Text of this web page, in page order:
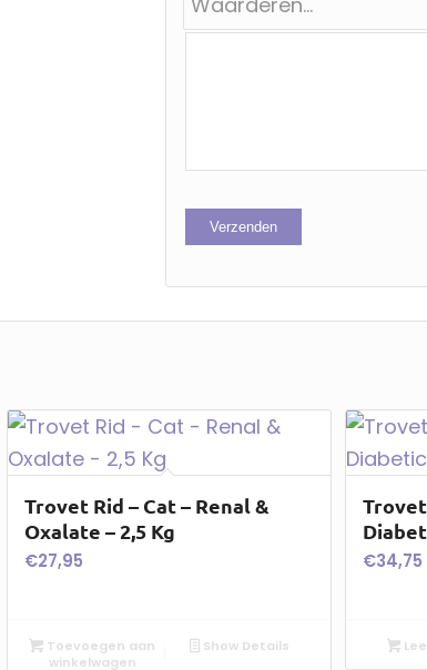
Trovet Rid – Cat – Renal &
Oxalate – 2,5 Kg
€27,95
Toevoegen aan
winkelwagen
Show Details
€34,75